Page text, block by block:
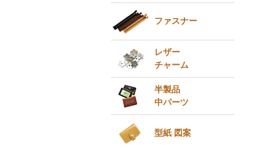
ファスナー
レザー
チャーム
半製品
中パーツ
型紙 図案